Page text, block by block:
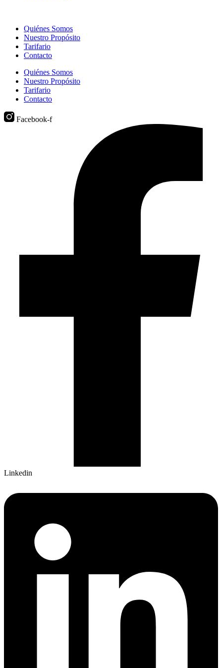
Quiénes Somos
Nuestro Propósito
Tarifario
Contacto
Quiénes Somos
Nuestro Propósito
Tarifario
Contacto
Facebook-f
Linkedin